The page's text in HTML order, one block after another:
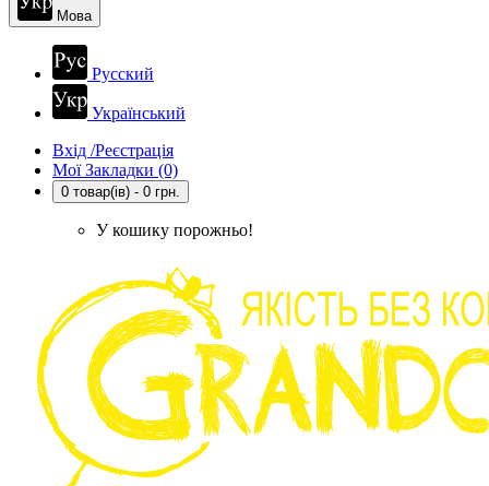
Мова
Русский
Український
Вхід /Реєстрація
Мої Закладки (0)
0 товар(ів) - 0 грн.
У кошику порожньо!